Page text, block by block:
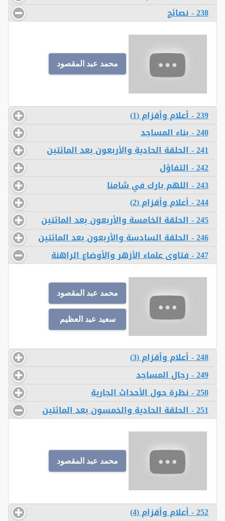
238 - نصائح
محمد عبد المقصود
239 - أعلام وأقزام (1)
240 - بناء المساجد
241 - الحلقة الحادية والأربعون بعد المائتين
242 - التفاؤل
243 - اللهم بارك في شامنا
244 - أعلام وأقزام (2)
245 - الحلقة الخامسة والأربعون بعد المائتين
246 - الحلقة السادسة والأربعون بعد المائتين
247 - فتاوى علماء الأزهر والأوضاع الراهنة
محمد عبد المقصود
سعيد عبد العظيم
248 - أعلام وأقزام (3)
249 - رجال المساجد
250 - نظرة حول الأحداث الجارية
251 - الحلقة الحادية والخمسون بعد المائتين
محمد عبد المقصود
252 - أعلام وأقزام (4)